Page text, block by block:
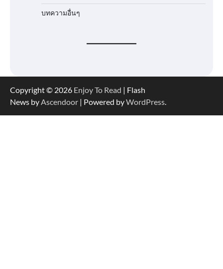
บทความอื่นๆ
Copyright © 2026 Enjoy To Read | Flash
News byAscendoor | Powered byWordPress.